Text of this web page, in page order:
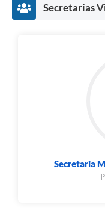
Secretarias
Secretaria